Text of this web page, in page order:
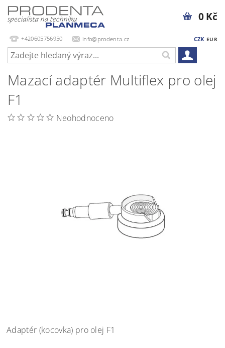
+420605756950 info@prodenta.cz CZK EUR
0 Kč
Mazací adaptér Multiflex pro olej
F1
Neohodnoceno
Adaptér (kocovka) pro olej F1